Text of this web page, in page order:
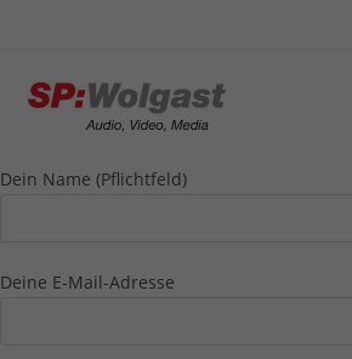
Dein Name (Pflichtfeld)
Deine E-Mail-Adresse